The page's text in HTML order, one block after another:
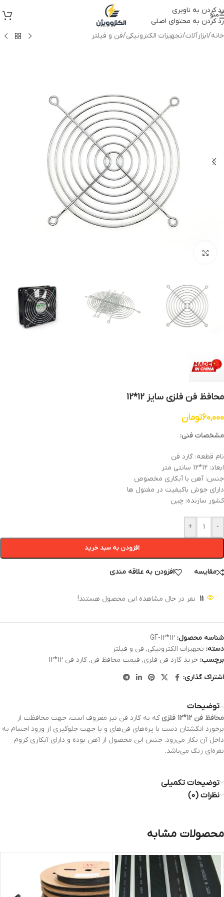
رد کردن به ناوبری
رد کردن به محتوای اصلی
منو
خانه/ابزارآلات/تجهیزات الکترونیکی/فن و فیلتر
محافظ فن فلزی سایز 12*12
60,000تومان
مشخصات فنی:
نام قطعه: گارد فن
ابعاد: 12*12 سانتی متر
جنس: آهن با آبکاری مخصوص
دارای جوش باکیفیت در مفتول ها
کشور سازنده: چین
-
+
افزودن به سبد خرید
مقایسه افزودن به علاقه مندی
11 نفر در حال مشاهده این محصول هستند!
شناسه محصول: GF-12*12
دسته: تجهیزات الکترونیکی, فن و فیلتر
برچسب: خرید گارد فن فلزی, قیمت محافظ فن, گارد فن 12*12
اشتراک گذاری:
توضیحات
محافظ فن 12*12 فلزی
که به گارد فن نیز معروف است، جهت محافظت از
برخورد انگشتان دست با پره‌های فن‌های و یا جهت جلوگیری از ورود اجسام به
داخل آن بکار می‌رود. جنس این محصول از آهن بوده و دارای آبکاری کروم
نقره‌ای رنگ می‌باشد.
توضیحات تکمیلی
نظرات (0)
محصولات مشابه